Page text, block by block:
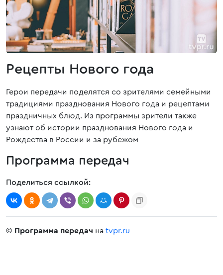
Рецепты Нового года
Герои передачи поделятся со зрителями семейными
традициями празднования Нового года и рецептами
праздничных блюд. Из программы зрители также
узнают об истории празднования Нового года и
Рождества в России и за рубежом
Программа передач
Поделиться ссылкой:
© Программа передач на tvpr.ru